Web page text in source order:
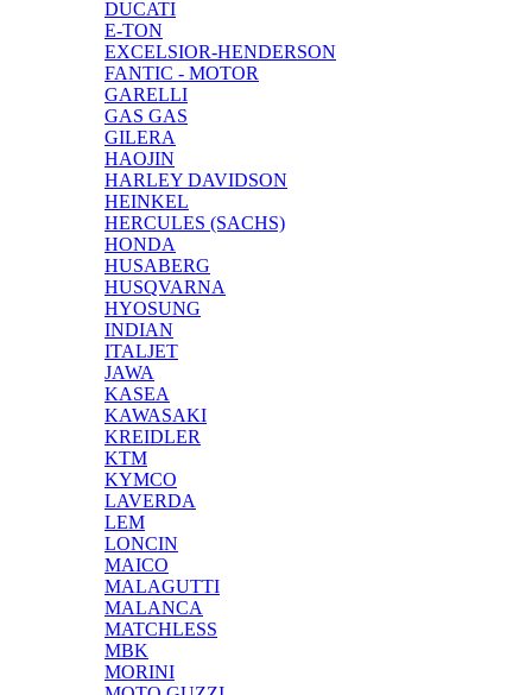
DUCATI
E-TON
EXCELSIOR-HENDERSON
FANTIC - MOTOR
GARELLI
GAS GAS
GILERA
HAOJIN
HARLEY DAVIDSON
HEINKEL
HERCULES (SACHS)
HONDA
HUSABERG
HUSQVARNA
HYOSUNG
INDIAN
ITALJET
JAWA
KASEA
KAWASAKI
KREIDLER
KTM
KYMCO
LAVERDA
LEM
LONCIN
MAICO
MALAGUTTI
MALANCA
MATCHLESS
MBK
MORINI